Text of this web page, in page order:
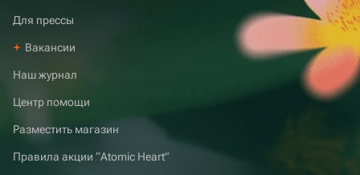
Для прессы
Вакансии
Наш журнал
Центр помощи
Разместить магазин
Правила акции “Atomic Heart”